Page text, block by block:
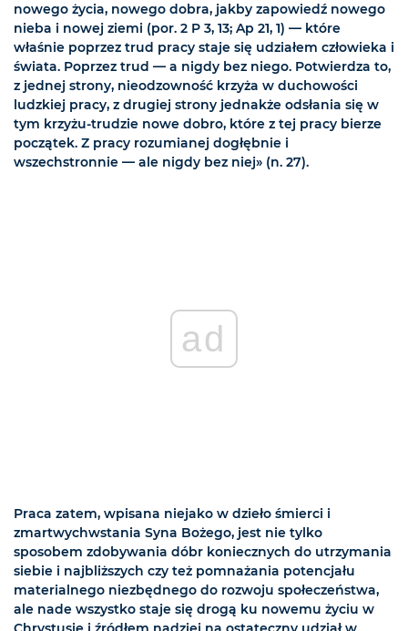
nowego życia, nowego dobra, jakby zapowiedź nowego
nieba i nowej ziemi (por. 2 P 3, 13; Ap 21, 1) — które
właśnie poprzez trud pracy staje się udziałem człowieka i
świata. Poprzez trud — a nigdy bez niego. Potwierdza to,
z jednej strony, nieodzowność krzyża w duchowości
ludzkiej pracy, z drugiej strony jednakże odsłania się w
tym krzyżu-trudzie nowe dobro, które z tej pracy bierze
początek. Z pracy rozumianej dogłębnie i
wszechstronnie — ale nigdy bez niej» (n. 27).
ad
Praca zatem, wpisana niejako w dzieło śmierci i
zmartwychwstania Syna Bożego, jest nie tylko
sposobem zdobywania dóbr koniecznych do utrzymania
siebie i najbliższych czy też pomnażania potencjału
materialnego niezbędnego do rozwoju społeczeństwa,
ale nade wszystko staje się drogą ku nowemu życiu w